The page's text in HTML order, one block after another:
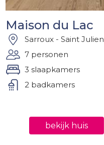
Maison du Lac
Sarroux - Saint Julien
7 personen
3 slaapkamers
2 badkamers
bekijk huis